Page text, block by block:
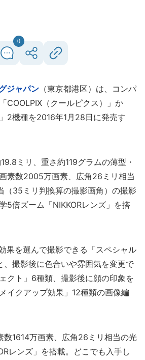
0
ジャパン （東京都港区）は、コンパ
COOLPIX（クールピクス）」か
2機種を2016年1月28日に発売す
ミリ、重さ約119グラムの薄型・
素数2005万画素、広角26ミリ相当
（35ミリ判換算の撮影画角）の撮影
5倍ズーム「NIKKORレンズ」を搭
果を選んで撮影できる「スペシャル
、撮影後に色合いや雰囲気を変更で
クト」6種類、撮影後に顔の印象を
イクアップ効果」12種類の画像編
1614万画素、広角26ミリ相当の光
レンズ」を搭載。どこでも入手し